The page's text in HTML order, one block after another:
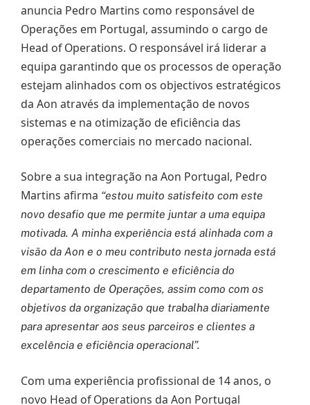
anuncia Pedro Martins como responsável de
Operações em Portugal, assumindo o cargo de
Head of Operations. O responsável irá liderar a
equipa garantindo que os processos de operação
estejam alinhados com os objectivos estratégicos
da Aon através da implementação de novos
sistemas e na otimização de eficiência das
operações comerciais no mercado nacional.
Sobre a sua integração na Aon Portugal, Pedro
Martins afirma “estou muito satisfeito com este
novo desafio que me permite juntar a uma equipa
motivada. A minha experiência está alinhada com a
visão da Aon e o meu contributo nesta jornada está
em linha com o crescimento e eficiência do
departamento de Operações, assim como com os
objetivos da organização que trabalha diariamente
para apresentar aos seus parceiros e clientes a
excelência e eficiência operacional”.
Com uma experiência profissional de 14 anos, o
novo Head of Operations da Aon Portugal